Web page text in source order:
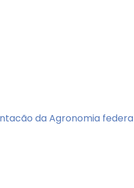
da Agronomia